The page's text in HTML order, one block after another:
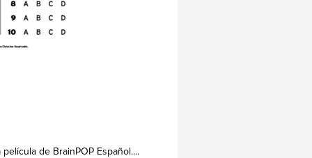
de BrainPOP Español....